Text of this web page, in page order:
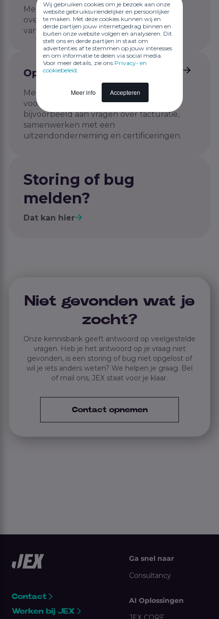
Wij gebruiken cookies om je bezoek aan onze
website gebruiksvriendelijker en persoonlijker
te maken. Met deze cookies kunnen wij en
derde partijen jouw internetgedrag binnen en
buiten onze website volgen en analyseren. Dit
stelt ons en derde partijen in staat om
advertenties af te stemmen op jouw interesses
en om informatie te delen via social media.
Voor meer details, zie ons Privacy- en
cookiebeleid.
Meer info Accepteren
Meest gestelde vragen en antwoorden
over de AI-suites van JEX en het gebruik
van AI in het algemeen.
Opdrachtgevers
Meest gestelde vragen en antwoorden
voor opdrachtgevers. Denk hierbij
bijvoorbeeld aan vragen over facturatie,
samenwerken met een
uitzendonderneming en certificeringen.
Storing of bug
melden?
Dat kan hier
Niet gevonden wat je
zocht?
Onze kennisbank geeft antwoord op veelgestelde
vragen. Heb je het antwoord op je vraag niet
gevonden, is een storing of bug niet opgelost of
wil je iets anders weten? We helpen je graag. Bel
of mail ons, JEX staat voor je klaar.
Contact opnemen
Contact
Werken bij JEX
Ga snel naar
Consultancy
AI Oplossingen